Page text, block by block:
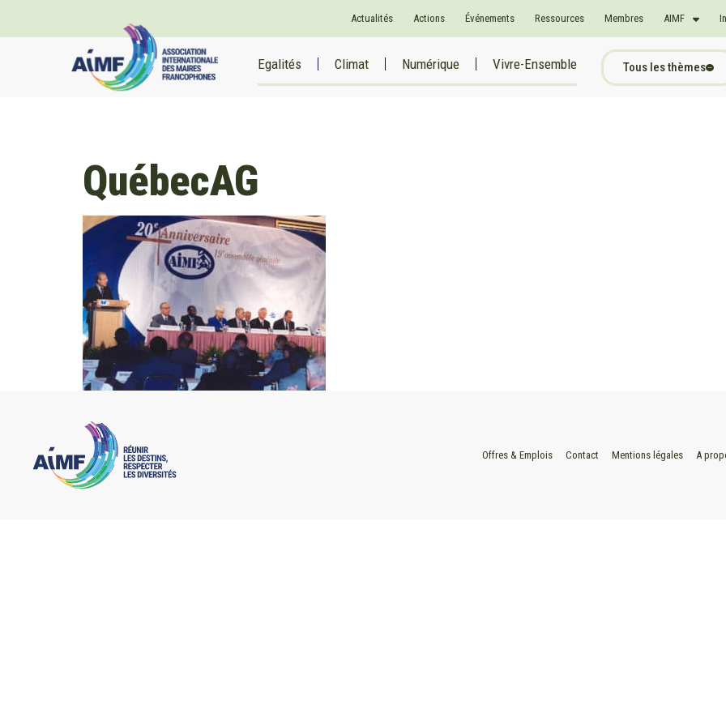
Actualités Actions Événements Ressources Membres AIMF
Egalités Climat Numérique Vivre-Ensemble Tous les thèmes
QuébecAG
Offres & Emplois Contact Mentions légales A